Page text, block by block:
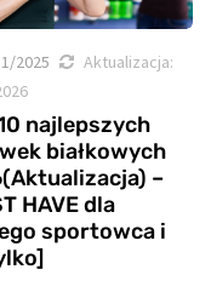
2025
Aktualizacja:
najlepszych
białkowych
–
HAVE dla
sportowca i